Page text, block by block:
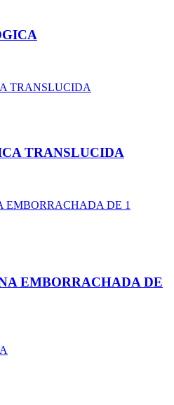
TRANSLUCIDA
EMBORRACHADA DE